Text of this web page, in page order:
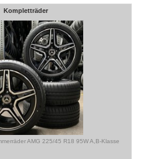
Kompletträder
AMG 225/45 R18 95W A,B-Klasse